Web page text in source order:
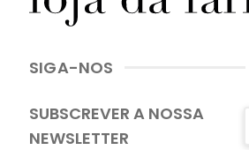
SIGA-NOS
SUBSCREVER A NOSSA
NEWSLETTER